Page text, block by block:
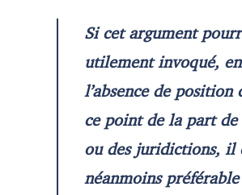
Si cet argument
utilement invoqué, en
l’absence de position
ce point de la part de
ou des juridictions, il
néanmoins